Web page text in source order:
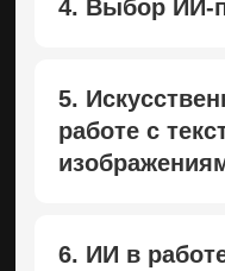
4. Выбор ИИ-
5.
работе с
6. ИИ в